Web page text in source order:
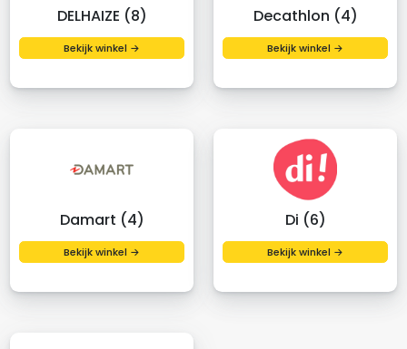
DELHAIZE (8)
Bekijk winkel →
Decathlon (4)
Bekijk winkel →
Damart (4)
Bekijk winkel →
Di (6)
Bekijk winkel →